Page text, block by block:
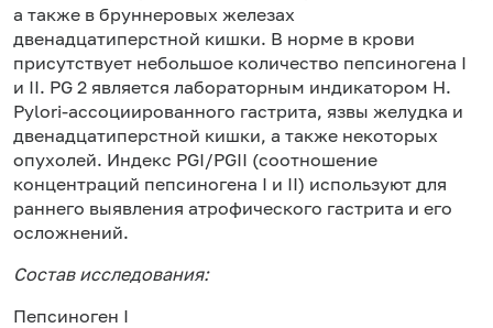
а также в бруннеровых железах
двенадцатиперстной кишки. В норме в крови
присутствует небольшое количество пепсиногена I
и II. PG 2 является лабораторным индикатором H.
Pylori-ассоциированного гастрита, язвы желудка и
двенадцатиперстной кишки, а также некоторых
опухолей. Индекс PGI/PGII (соотношение
концентраций пепсиногена I и II) используют для
раннего выявления атрофического гастрита и его
осложнений.
Состав исследования:
Пепсиноген I